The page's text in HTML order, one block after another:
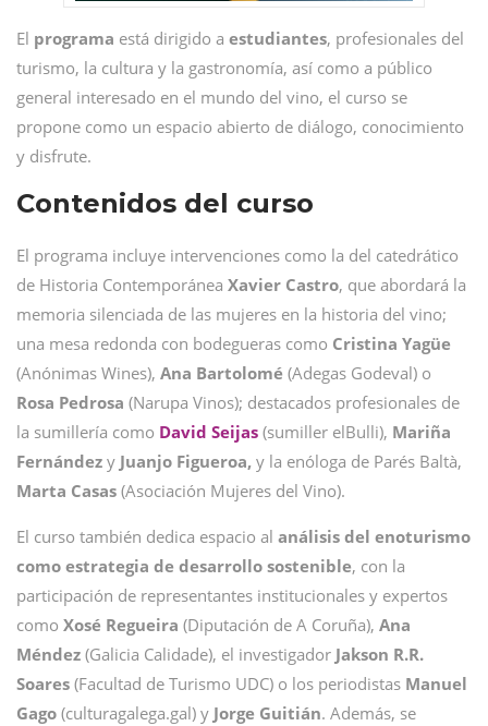
El programa está dirigido a estudiantes, profesionales del
turismo, la cultura y la gastronomía, así como a público
general interesado en el mundo del vino, el curso se
propone como un espacio abierto de diálogo, conocimiento
y disfrute.
Contenidos del curso
El programa incluye intervenciones como la del catedrático
de Historia Contemporánea Xavier Castro, que abordará la
memoria silenciada de las mujeres en la historia del vino;
una mesa redonda con bodegueras como Cristina Yagüe
(Anónimas Wines), Ana Bartolomé (Adegas Godeval) o
Rosa Pedrosa (Narupa Vinos); destacados profesionales de
la sumillería como David Seijas (sumiller elBulli), Mariña
Fernández y Juanjo Figueroa, y la enóloga de Parés Baltà,
Marta Casas (Asociación Mujeres del Vino).
El curso también dedica espacio al análisis del enoturismo
como estrategia de desarrollo sostenible, con la
participación de representantes institucionales y expertos
como Xosé Regueira (Diputación de A Coruña), Ana
Méndez (Galicia Calidade), el investigador Jakson R.R.
Soares (Facultad de Turismo UDC) o los periodistas Manuel
Gago (culturagalega.gal) y Jorge Guitián. Además, se